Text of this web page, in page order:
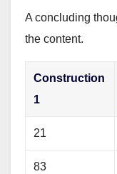
A concluding
the content.
Construction
1
21
83